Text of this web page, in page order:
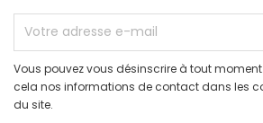
Vous pouvez vous désinscrire à tout
cela nos informations de contact dans les
du site.